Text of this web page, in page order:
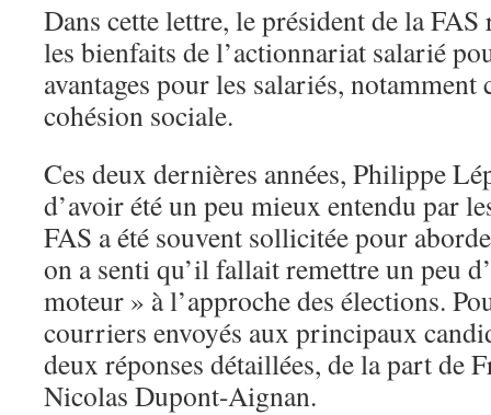
Dans cette lettre, le président de la
les bienfaits de l’actionnariat salarié
avantages pour les salariés, notamment
cohésion sociale.
Ces deux dernières années, Philippe
d’avoir été un peu mieux entendu par
FAS a été souvent sollicitée pour
on a senti qu’il fallait remettre un peu
moteur » à l’approche des élections.
courriers envoyés aux principaux
deux réponses détaillées, de la part de
Nicolas Dupont-Aignan.